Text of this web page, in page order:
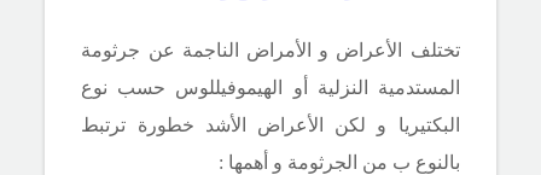
تختلف الأعراض و الأمراض الناجمة عن جرثومة
المستدمية النزلية أو الهيموفيللوس حسب نوع
البكتيريا و لكن الأعراض الأشد خطورة ترتبط
بالنوع ب من الجرثومة و أهمها :